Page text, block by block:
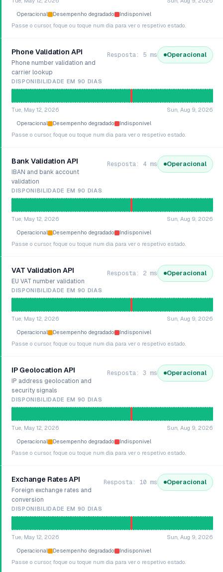
Operacional Desempenho degradado
Indisponível
Passe o cursor, foque ou toque num dia para ver o respetivo estado.
Phone Validation API
Phone number validation and
carrier lookup
Resposta: 5 ms Operacional
DISPONIBILIDADE EM 90 DIAS
Tue, May 12, 2026 Sun, Aug 9, 2026
Operacional Desempenho degradado
Indisponível
Passe o cursor, foque ou toque num dia para ver o respetivo estado.
Bank Validation API
IBAN and bank account
validation
Resposta: 4 ms Operacional
DISPONIBILIDADE EM 90 DIAS
Tue, May 12, 2026 Sun, Aug 9, 2026
Operacional Desempenho degradado
Indisponível
Passe o cursor, foque ou toque num dia para ver o respetivo estado.
VAT Validation API
EU VAT number validation
Resposta: 2 ms Operacional
DISPONIBILIDADE EM 90 DIAS
Tue, May 12, 2026 Sun, Aug 9, 2026
Operacional Desempenho degradado
Indisponível
Passe o cursor, foque ou toque num dia para ver o respetivo estado.
IP Geolocation API
IP address geolocation and
security signals
Resposta: 3 ms Operacional
DISPONIBILIDADE EM 90 DIAS
Tue, May 12, 2026 Sun, Aug 9, 2026
Operacional Desempenho degradado
Indisponível
Passe o cursor, foque ou toque num dia para ver o respetivo estado.
Exchange Rates API
Foreign exchange rates and
conversion
Resposta: 10 ms Operacional
DISPONIBILIDADE EM 90 DIAS
Tue, May 12, 2026 Sun, Aug 9, 2026
Operacional Desempenho degradado
Indisponível
Passe o cursor, foque ou toque num dia para ver o respetivo estado.